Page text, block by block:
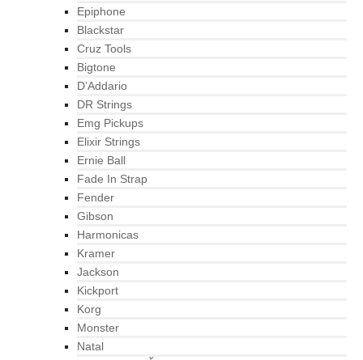
Epiphone
Blackstar
Cruz Tools
Bigtone
D’Addario
DR Strings
Emg Pickups
Elixir Strings
Ernie Ball
Fade In Strap
Fender
Gibson
Harmonicas
Kramer
Jackson
Kickport
Korg
Monster
Natal